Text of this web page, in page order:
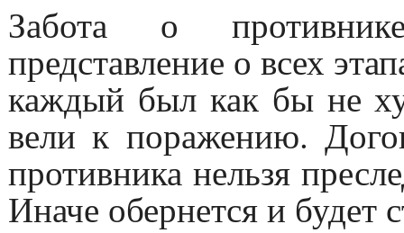
Забота о
представление о всех
каждый был как бы не
вели к поражению.
противника нельзя
Иначе обернется и будет